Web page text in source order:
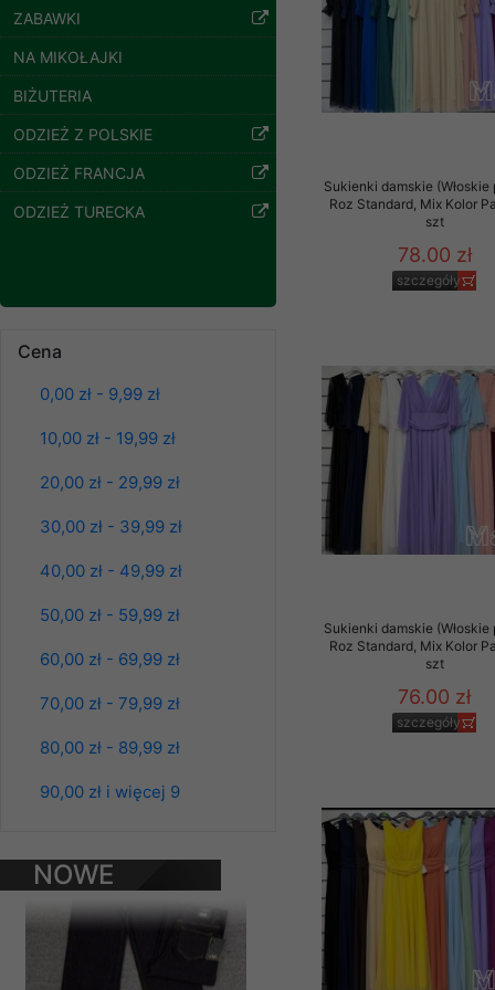
ZABAWKI
NA MIKOŁAJKI
BIŻUTERIA
ODZIEŻ Z POLSKIE
ODZIEŻ FRANCJA
ODZIEŻ TURECKA
Cena
0,00 zł - 9,99 zł
10,00 zł - 19,99 zł
20,00 zł - 29,99 zł
30,00 zł - 39,99 zł
40,00 zł - 49,99 zł
50,00 zł - 59,99 zł
60,00 zł - 69,99 zł
70,00 zł - 79,99 zł
80,00 zł - 89,99 zł
90,00 zł i więcej 9
NOWE
PRODUKTY
61.00 zł
Spodnie damskie
Kolor Paczka 10 szt
Sukienki damskie (Włoskie
Roz Standard, Mix Kolor
szt
78.00 zł
szczegóły
Sukienki damskie (Włoskie
Roz Standard, Mix Kolor
szt
76.00 zł
szczegóły
Klientów zezwolenia
ochronie danych
serwerach
pracownicy Sklepu.
Sklep nie przekazuje,
chyba że dzieje się
Nasz Sklep
opcję przyjmowania
może wpłynąć na
Klienta przechowują
• sesji
• ostatnio
Materiały reklamowo
szczególności
zawierającego
Wszelkie pytania,
osobowych prosimy